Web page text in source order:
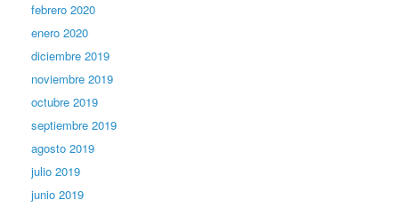
febrero 2020
enero 2020
diciembre 2019
noviembre 2019
octubre 2019
septiembre 2019
agosto 2019
julio 2019
junio 2019